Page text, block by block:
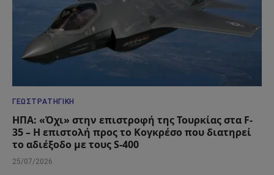
ΓΕΩΣΤΡΑΤΗΓΙΚΉ
ΗΠΑ: «Όχι» στην επιστροφή της Τουρκίας στα F-
35 – Η επιστολή προς το Κογκρέσο που διατηρεί
το αδιέξοδο με τους S-400
25/07/2026